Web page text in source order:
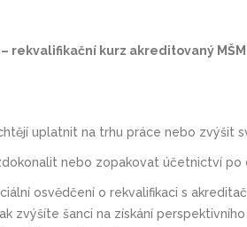
– rekvalifikační kurz akreditovaný
uplatnit na trhu práce nebo zvýšit
nebo zopakovat účetnictví po
osvědčení o rekvalifikaci s
zvýšíte šanci na získání